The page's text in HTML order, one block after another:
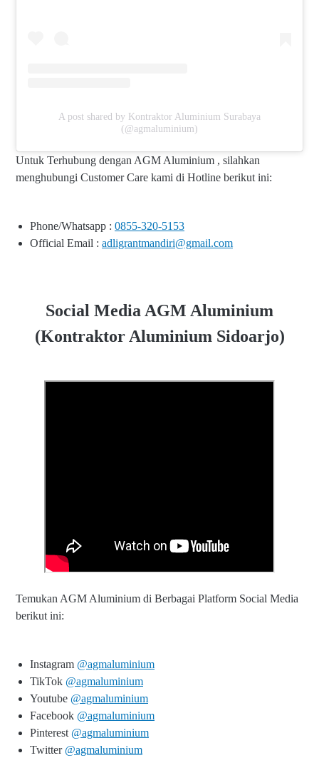
A post shared by Kontraktor Aluminium Surabaya
(@agmaluminium)
Untuk Terhubung dengan AGM Aluminium , silahkan
menghubungi Customer Care kami di Hotline berikut ini:
Phone/Whatsapp : 0855-320-5153
Official Email : adligrantmandiri@gmail.com
Social Media AGM Aluminium
(Kontraktor Aluminium Sidoarjo)
Temukan AGM Aluminium di Berbagai Platform Social Media
berikut ini:
Instagram @agmaluminium
TikTok @agmaluminium
Youtube @agmaluminium
Facebook @agmaluminium
Pinterest @agmaluminium
Twitter @agmaluminium